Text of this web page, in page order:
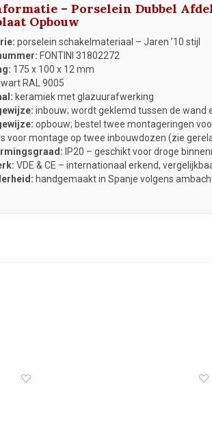
– Porselein Dubbel
Opbouw
porselein schakelmateriaal – Jaren ’10 stijl
FONTINI 31802272
175 x 100 x 12 mm
RAL 9005
keramiek met glazuurafwerking
inbouw; wordt geklemd tussen de wand
opbouw; bestel twee montageringen
voor montage op twee inbouwdozen (zie
IP20 – geschikt voor droge
VDE & CE – internationaal erkend,
handgemaakt in Spanje volgens